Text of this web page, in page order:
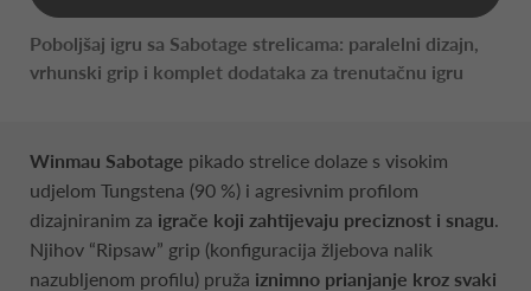
Poboljšaj igru sa Sabotage strelicama: paralelni dizajn,
vrhunski grip i komplet dodataka za trenutačnu igru
Winmau Sabotage pikado strelice dolaze s visokim
udjelom Tungstena (90 %) i agresivnim profilom
dizajniranim za igrače koji zahtijevaju preciznost i snagu.
Njihov “Ripsaw” grip (konfiguracija žljebova nalik
nazubljenom profilu) pruža iznimno prianjanje kroz svaki